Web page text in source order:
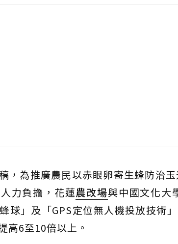
，為推廣農民以赤眼卵寄生蜂防治
力負擔，花蓮農改場與中國文化大
球」及「GPS定位無人機投放技術
高6至10倍以上。